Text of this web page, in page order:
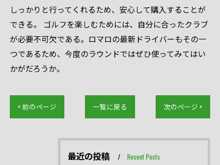
しっかりと行ってくれるため、安心して購入することが
できる。 ゴルフを楽しむためには、自分に合ったクラブ
が必要不可欠である。ロマロの最新ドライバーもその一
つであるため、今度のラウンドではぜひ使ってみてはい
かがだろうか。
< 前のページ 一覧に戻る 次のページ >
最近の投稿 Recent Posts